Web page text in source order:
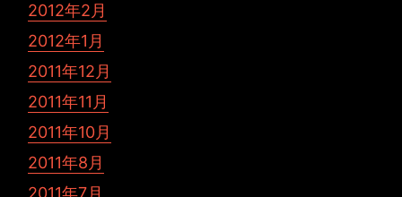
2012年2月
2012年1月
2011年12月
2011年11月
2011年10月
2011年8月
2011年7月